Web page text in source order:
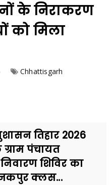
के निराकरण
को मिला
Chhattisgarh
तिहार 2026
पंचायत
शिविर का
क्लस...